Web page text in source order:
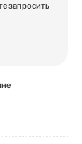
запросить